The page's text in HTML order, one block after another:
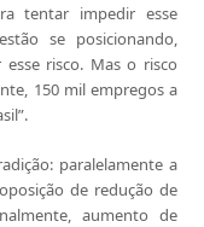
tentar impedir esse
se posicionando,
risco. Mas o risco
150 mil empregos a
paralelamente a
de redução de
aumento de